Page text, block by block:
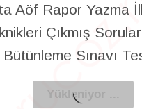
Aöf Rapor Yazma
Çıkmış
Bütünleme Sınavı